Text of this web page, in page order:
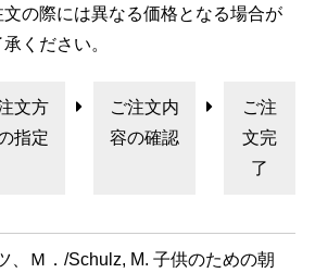
の際には異なる価格となる場合が
ください。
文方
指定
ご注文内
容の確認
ご注
文完
了
、Ｍ．/Schulz, M. 子供のための朝